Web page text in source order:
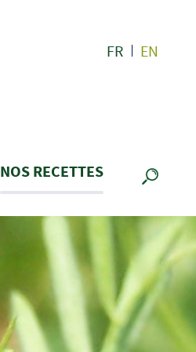
FR EN
NOS RECETTES